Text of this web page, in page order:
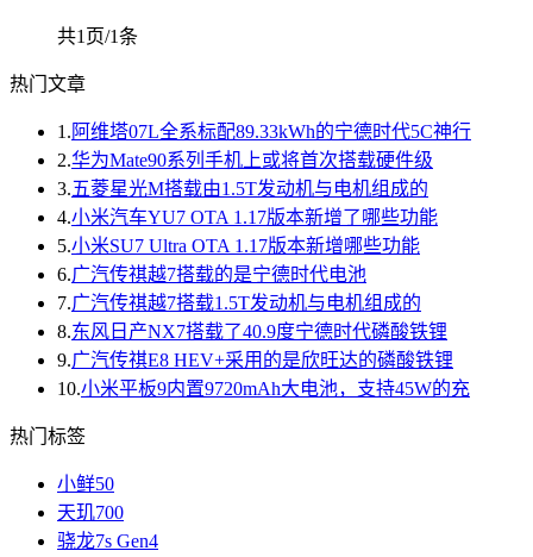
共1页/1条
热门文章
1. 阿维塔07L全系标配89.33kWh的宁德时代5C神行
2.华为Mate90系列手机上或将首次搭载硬件级
3.五菱星光M搭载由1.5T发动机与电机组成的
4.小米汽车YU7 OTA 1.17版本新增了哪些功能
5.小米SU7 Ultra OTA 1.17版本新增哪些功能
6.广汽传祺越7搭载的是宁德时代电池
7.广汽传祺越7搭载1.5T发动机与电机组成的
8.东风日产NX7搭载了40.9度宁德时代磷酸铁锂
9.广汽传祺E8 HEV+采用的是欣旺达的磷酸铁锂
10.小米平板9内置9720mAh大电池，支持45W的充
热门标签
小鲜50
天玑700
骁龙7s Gen4